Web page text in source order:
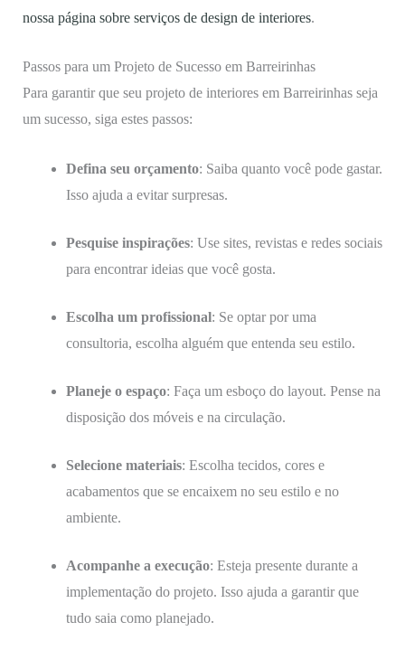
nossa página sobre serviços de design de interiores.
Passos para um Projeto de Sucesso em Barreirinhas
Para garantir que seu projeto de interiores em Barreirinhas seja
um sucesso, siga estes passos:
Defina seu orçamento: Saiba quanto você pode gastar.
Isso ajuda a evitar surpresas.
Pesquise inspirações: Use sites, revistas e redes sociais
para encontrar ideias que você gosta.
Escolha um profissional: Se optar por uma
consultoria, escolha alguém que entenda seu estilo.
Planeje o espaço: Faça um esboço do layout. Pense na
disposição dos móveis e na circulação.
Selecione materiais: Escolha tecidos, cores e
acabamentos que se encaixem no seu estilo e no
ambiente.
Acompanhe a execução: Esteja presente durante a
implementação do projeto. Isso ajuda a garantir que
tudo saia como planejado.